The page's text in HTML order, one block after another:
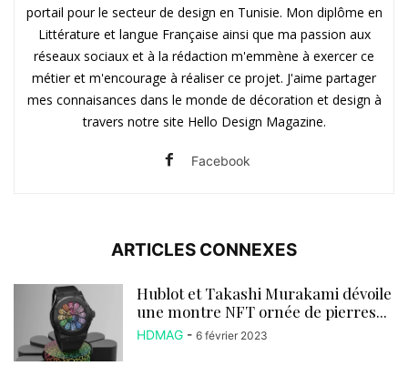
portail pour le secteur de design en Tunisie. Mon diplôme en
Littérature et langue Française ainsi que ma passion aux
réseaux sociaux et à la rédaction m'emmène à exercer ce
métier et m'encourage à réaliser ce projet. J'aime partager
mes connaisances dans le monde de décoration et design à
travers notre site Hello Design Magazine.
Facebook
ARTICLES CONNEXES
Hublot et Takashi Murakami dévoile
une montre NFT ornée de pierres...
HDMAG - 6 février 2023